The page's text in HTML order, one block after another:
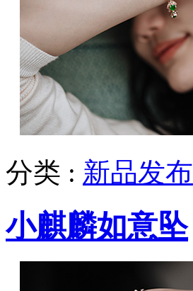
分类 : 新品发布
小麒麟如意坠